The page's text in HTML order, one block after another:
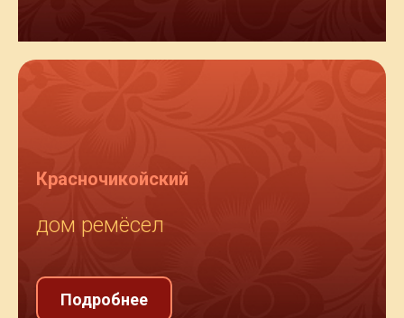
Красночикойский
дом ремёсел
Подробнее